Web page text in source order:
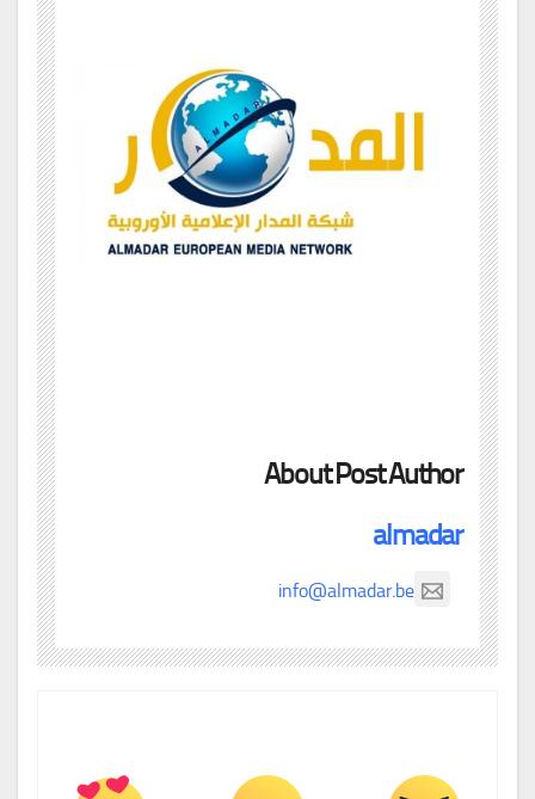
About Post Author
almadar
info@almadar.be